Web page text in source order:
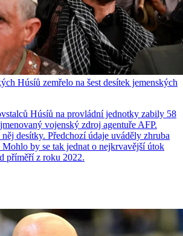
Húsíů zemřelo na šest desítek jemenských
Húsíů na provládní jednotky zabily 58
vojenský zdroj agentuře AFP.
desítky. Předchozí údaje uváděly zhruba
by se tak jednat o nejkrvavější útok
příměří z roku 2022.